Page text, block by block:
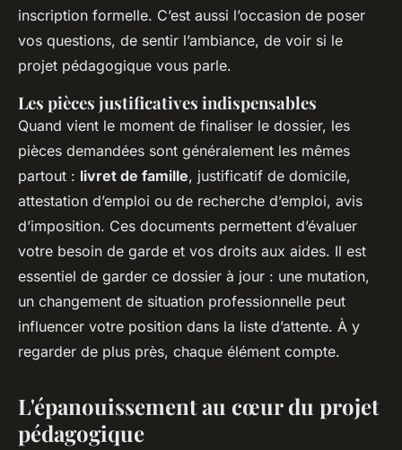
inscription formelle. C’est aussi l’occasion de poser
vos questions, de sentir l’ambiance, de voir si le
projet pédagogique vous parle.
Les pièces justificatives indispensables
Quand vient le moment de finaliser le dossier, les
pièces demandées sont généralement les mêmes
partout : livret de famille, justificatif de domicile,
attestation d’emploi ou de recherche d’emploi, avis
d’imposition. Ces documents permettent d’évaluer
votre besoin de garde et vos droits aux aides. Il est
essentiel de garder ce dossier à jour : une mutation,
un changement de situation professionnelle peut
influencer votre position dans la liste d’attente. À y
regarder de plus près, chaque élément compte.
L'épanouissement au cœur du projet
pédagogique